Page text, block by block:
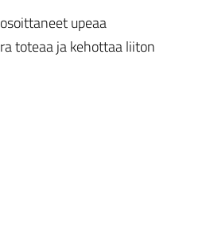
upeaa
toteaa ja kehottaa liiton